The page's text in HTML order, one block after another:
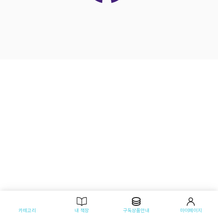
카테고리 내 책장 구독상품안내 마이페이지